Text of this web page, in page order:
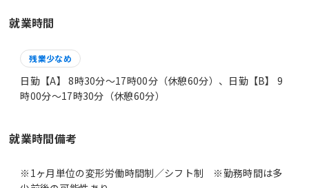
就業時間
残業少なめ
日勤【A】 8時30分〜17時00分（休憩60分）、日勤【B】 9
時00分〜17時30分（休憩60分）
就業時間備考
※1ヶ月単位の変形労働時間制／シフト制 ※勤務時間は多